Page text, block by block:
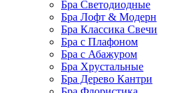
Бра Светодиодные
Бра Лофт & Модерн
Бра Классика Свечи
Бра с Плафоном
Бра с Абажуром
Бра Хрустальные
Бра Дерево Кантри